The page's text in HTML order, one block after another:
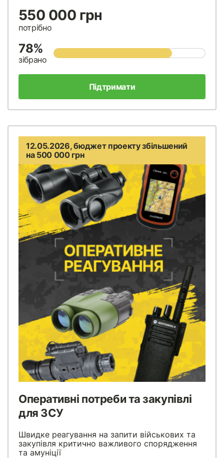
550 000 грн
потрібно
78%
зібрано
Підтримати
12.05.2026, бюджет проекту збільшений
на 500 000 грн
Оперативні потреби та закупівлі
для ЗСУ
Швидке реагування на запити військових та
закупівля критично важливого спорядження
та амуніції